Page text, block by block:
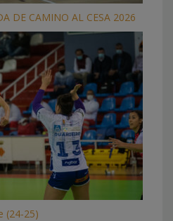
DE CAMINO AL CESA 2026
(24-25)